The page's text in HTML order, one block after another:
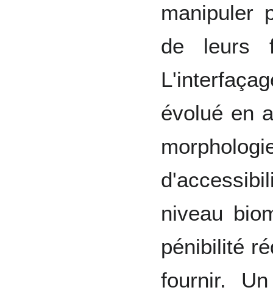
manipuler
de leurs
évolué en
niveau
pénibilité
fournir.